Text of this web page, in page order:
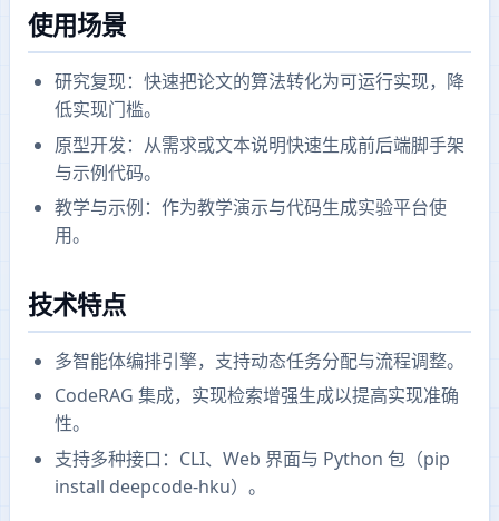
使用场景
研究复现：快速把论文的算法转化为可运行实现，降
低实现门槛。
原型开发：从需求或文本说明快速生成前后端脚手架
与示例代码。
教学与示例：作为教学演示与代码生成实验平台使
用。
技术特点
多智能体编排引擎，支持动态任务分配与流程调整。
CodeRAG 集成，实现检索增强生成以提高实现准确
性。
支持多种接口：CLI、Web 界面与 Python 包（pip
install deepcode-hku）。